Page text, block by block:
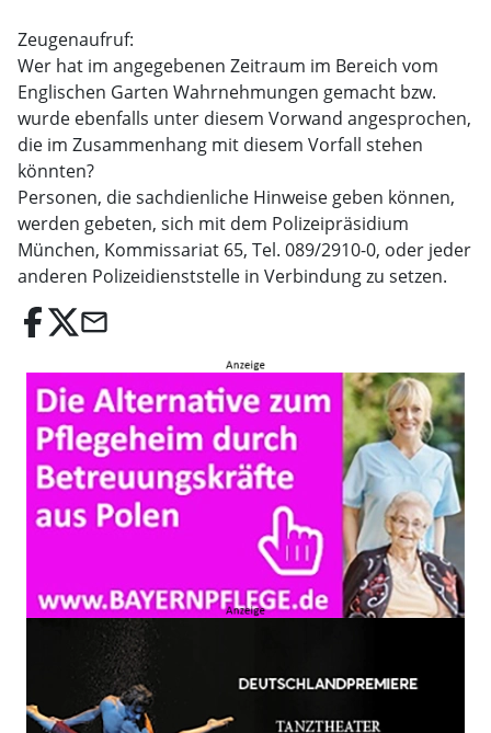
Zeugenaufruf:
Wer hat im angegebenen Zeitraum im Bereich vom
Englischen Garten Wahrnehmungen gemacht bzw.
wurde ebenfalls unter diesem Vorwand angesprochen,
die im Zusammenhang mit diesem Vorfall stehen
könnten?
Personen, die sachdienliche Hinweise geben können,
werden gebeten, sich mit dem Polizeipräsidium
München, Kommissariat 65, Tel. 089/2910-0, oder jeder
anderen Polizeidienststelle in Verbindung zu setzen.
email